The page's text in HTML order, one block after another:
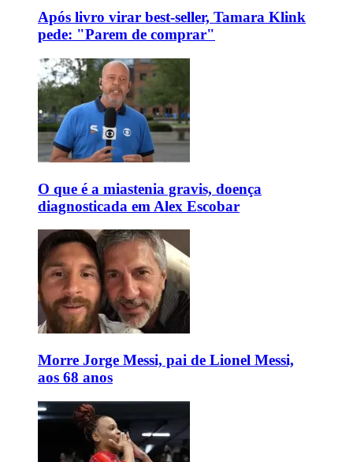
Após livro virar best-seller, Tamara Klink
pede: "Parem de comprar"
O que é a miastenia gravis, doença
diagnosticada em Alex Escobar
Morre Jorge Messi, pai de Lionel Messi,
aos 68 anos